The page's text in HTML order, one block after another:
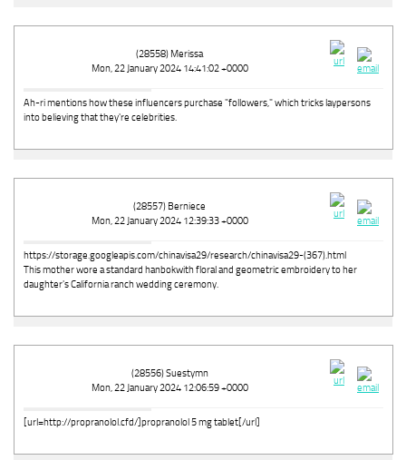
(28558) Merissa
Mon, 22 January 2024 14:41:02 +0000
Ah-ri mentions how these influencers purchase "followers," which tricks laypersons
into believing that they're celebrities.
(28557) Berniece
Mon, 22 January 2024 12:39:33 +0000
https://storage.googleapis.com/chinavisa29/research/chinavisa29-(367).html
This mother wore a standard hanbokwith floral and geometric embroidery to her
daughter's California ranch wedding ceremony.
(28556) Suestymn
Mon, 22 January 2024 12:06:59 +0000
[url=http://propranolol.cfd/]propranolol 5 mg tablet[/url]